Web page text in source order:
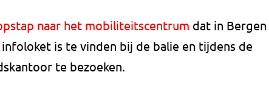
naar het mobiliteitscentrum dat in Bergen
is te vinden bij de balie en tijdens de
te bezoeken.